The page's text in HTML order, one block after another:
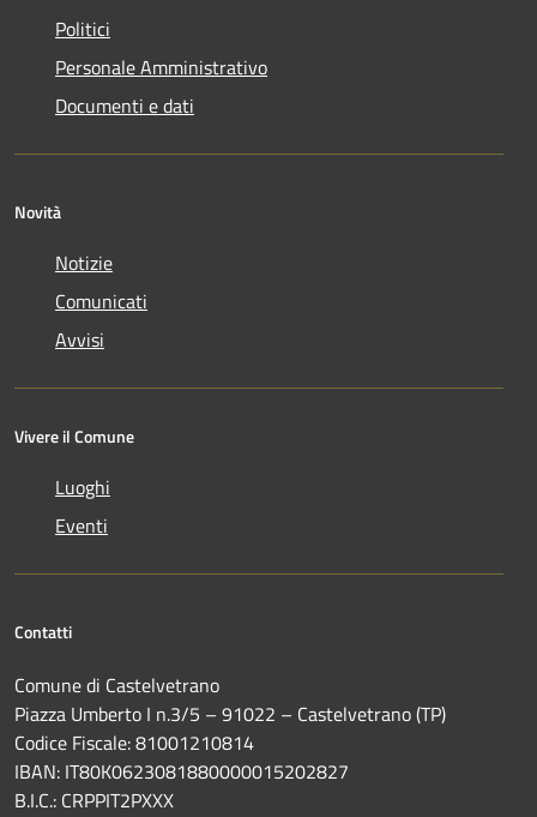
Politici
Personale Amministrativo
Documenti e dati
Novità
Notizie
Comunicati
Avvisi
Vivere il Comune
Luoghi
Eventi
Contatti
Comune di Castelvetrano
Piazza Umberto I n.3/5 – 91022 – Castelvetrano (TP)
Codice Fiscale: 81001210814
IBAN: IT80K0623081880000015202827
B.I.C.: CRPPIT2PXXX